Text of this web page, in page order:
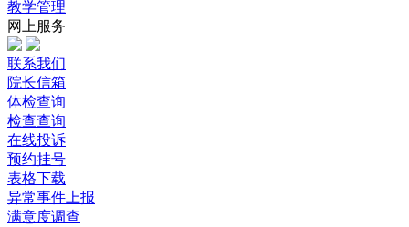
教学管理
网上服务
联系我们
院长信箱
体检查询
检查查询
在线投诉
预约挂号
表格下载
异常事件上报
满意度调查